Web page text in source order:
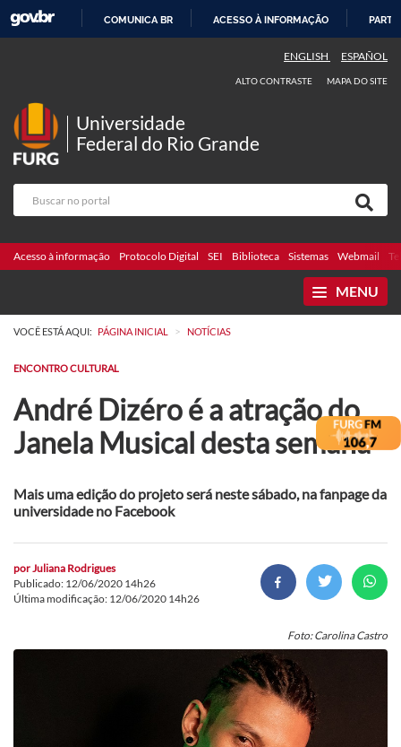
COMUNICA BR ACESSO À INFORMAÇÃO
ENGLISH ESPAÑOL
ALTO CONTRASTE MAPA DO SITE
Universidade
Federal do Rio Grande
Acesso à informação Protocolo Digital SEI Biblioteca Sistemas Webmail
MENU
VOCÊ ESTÁ AQUI: PÁGINA INICIAL > NOTÍCIAS
ENCONTRO CULTURAL
André Dizéro é a atração do
Janela Musical desta semana
Mais uma edição do projeto será neste sábado, na fanpage da
universidade no Facebook
porJuliana Rodrigues
Publicado: 12/06/2020 14h26
Última modificação: 12/06/2020 14h26
Foto: Carolina Castro